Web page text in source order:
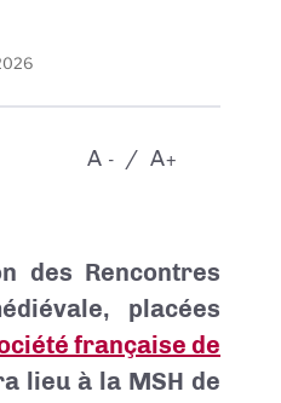
-
A +
A
des Rencontres
placées
française de
lieu à la MSH de